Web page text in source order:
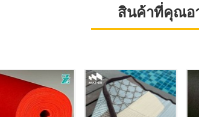
สินค้าที่คุณอ